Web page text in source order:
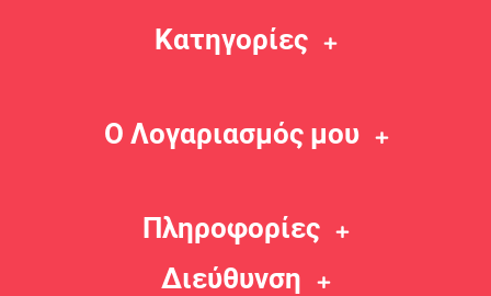
Κατηγορίες
Ο Λογαριασμός μου
Πληροφορίες
Διεύθυνση